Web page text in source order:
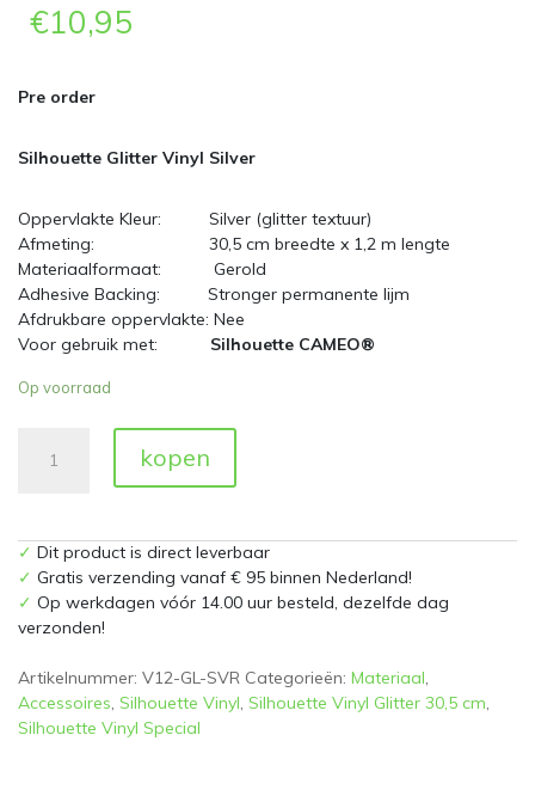
€10,95
Pre order
Silhouette Glitter Vinyl Silver
Oppervlakte Kleur: Silver (glitter textuur)
Afmeting: 30,5 cm breedte x 1,2 m lengte
Materiaalformaat: Gerold
Adhesive Backing: Stronger permanente lijm
Afdrukbare oppervlakte: Nee
Voor gebruik met: Silhouette CAMEO®
Op voorraad
Glitter
30,5cm
aantal
kopen
✓ Dit product is direct leverbaar
✓ Gratis verzending vanaf € 95 binnen Nederland!
✓ Op werkdagen vóór 14.00 uur besteld, dezelfde dag
verzonden!
Artikelnummer: V12-GL-SVR Categorieën: Materiaal,
Accessoires, Silhouette Vinyl, Silhouette Vinyl Glitter 30,5 cm,
Silhouette Vinyl Special